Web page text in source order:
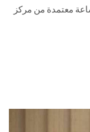
وتم اعتماده دوليًا بحصوله على 38 ساعة معتمدة من مركز